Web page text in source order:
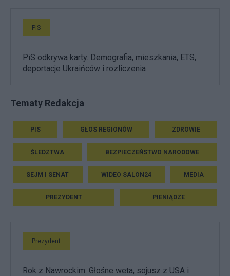
PiS
PiS odkrywa karty. Demografia, mieszkania, ETS,
deportacje Ukraińców i rozliczenia
Tematy Redakcja
PIS GŁOS REGIONÓW ZDROWIE
ŚLEDZTWA BEZPIECZEŃSTWO NARODOWE
SEJM I SENAT WIDEO SALON24 MEDIA
PREZYDENT PIENIĄDZE
Prezydent
Rok z Nawrockim. Głośne weta, sojusz z USA i